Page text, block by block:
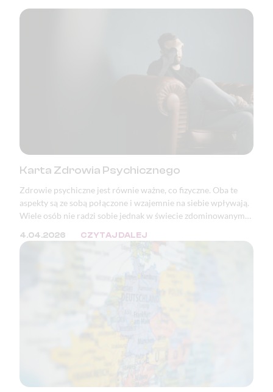
Karta Zdrowia Psychicznego
Zdrowie psychiczne jest równie ważne, co fizyczne. Oba te
aspekty są ze sobą połączone i wzajemnie na siebie wpływają.
Wiele osób nie radzi sobie jednak w świecie zdominowanym
tym w Polsce, zaburzenia psychiczne znajdują się w ścisłej
4.04.2026 CZYTAJ DALEJ